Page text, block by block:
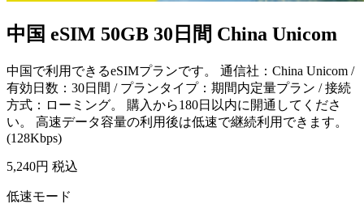
中国 eSIM 50GB 30日間 China Unicom
中国で利用できるeSIMプランです。 通信社：China Unicom /
有効日数：30日間 / プランタイプ：期間内定量プラン / 接続
方式：ローミング。 購入から180日以内に開通してくださ
い。 高速データ容量の利用後は低速で継続利用できます。
(128Kbps)
5,240円 税込
低速モード